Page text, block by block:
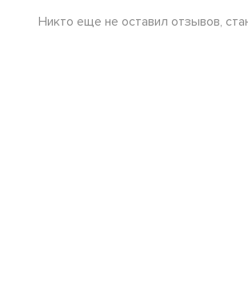
Никто еще не оставил отзывов,